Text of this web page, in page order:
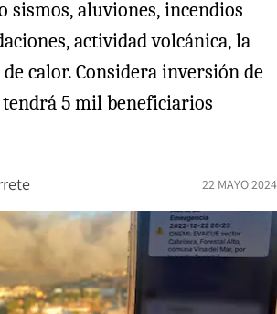
sismos, aluviones, incendios
actividad volcánica, la
calor. Considera inversión de
5 mil beneficiarios
22 MAYO 2024